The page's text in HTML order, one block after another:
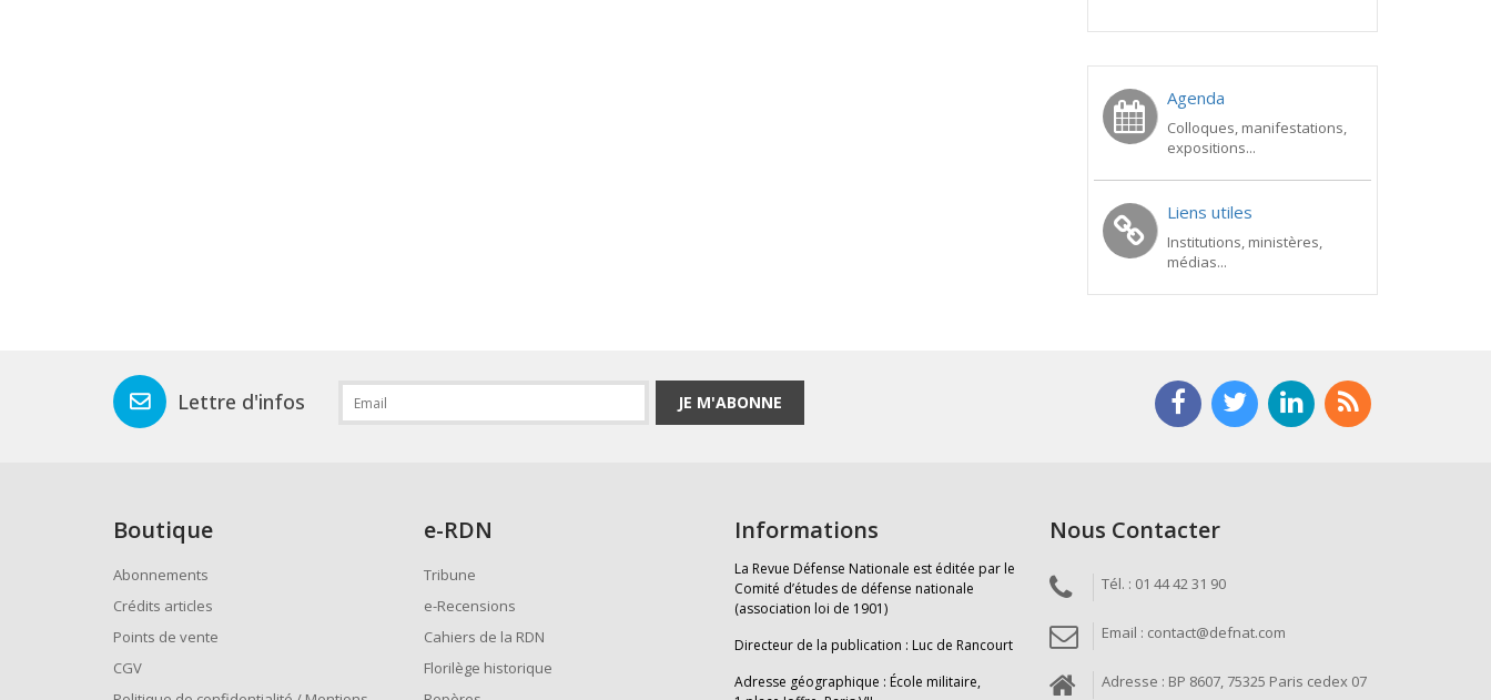
Agenda
Colloques, manifestations,
expositions...
Liens utiles
Institutions, ministères,
médias...
Lettre d'infos JE M'ABONNE
Boutique
Abonnements
Crédits articles
Points de vente
CGV
e-RDN
Tribune
e-Recensions
Cahiers de la RDN
Florilège historique
Informations
La Revue Défense Nationale est éditée par le
Comité d’études de défense nationale
(association loi de 1901)
Directeur de la publication : Luc de Rancourt
Adresse géographique : École militaire,
Nous Contacter
Tél. : 01 44 42 31 90
Email : contact@defnat.com
Adresse : BP 8607, 75325 Paris cedex 07